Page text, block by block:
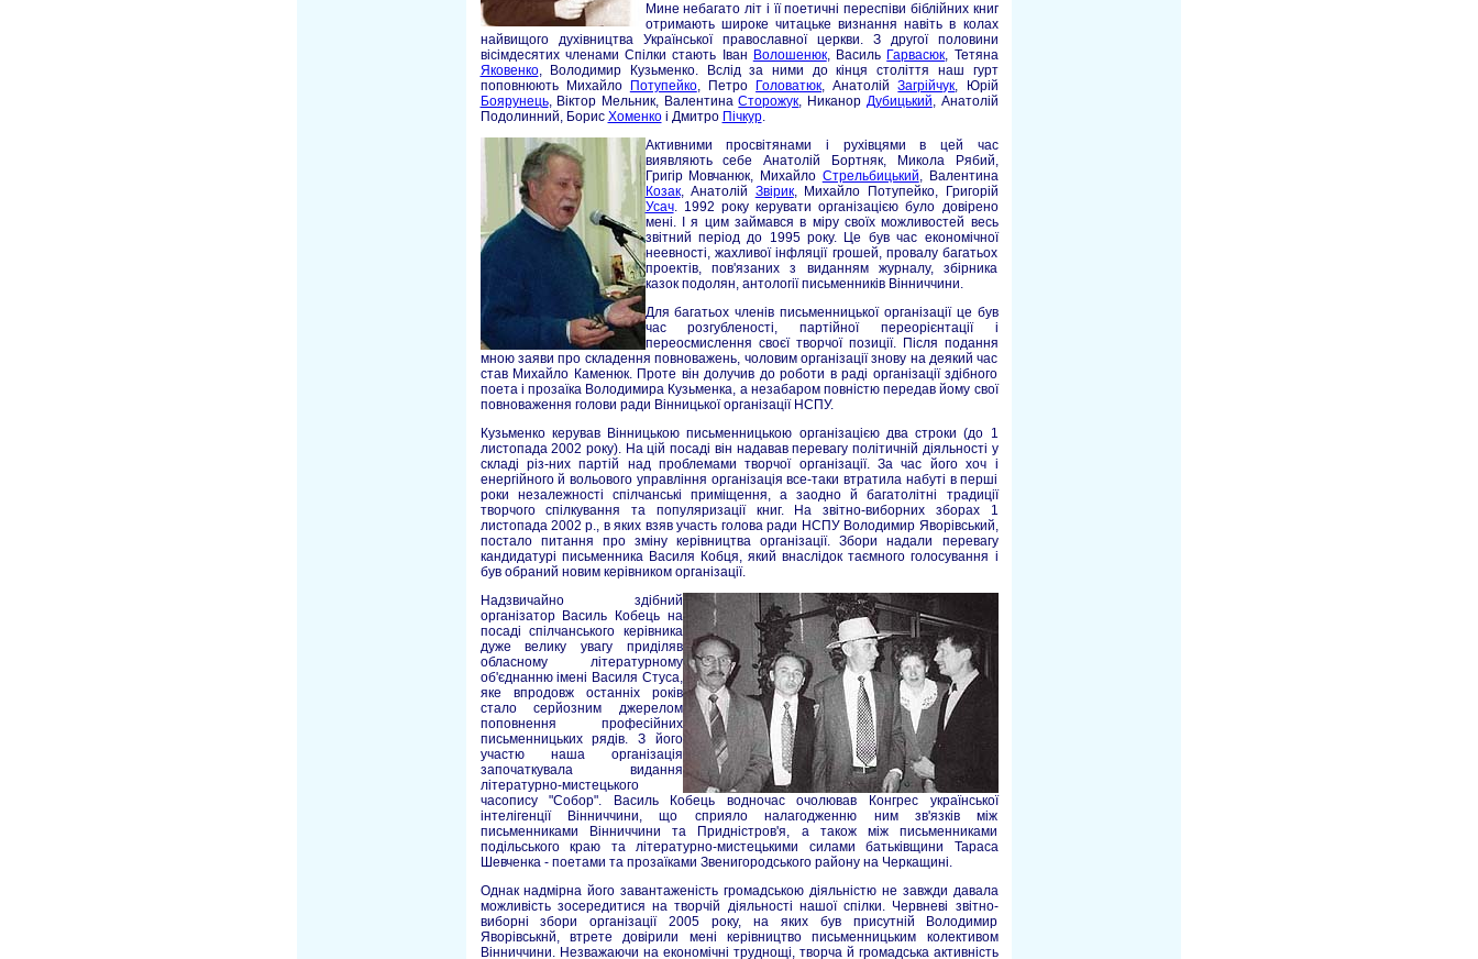
Мине небагато літ і її поетичні переспіви біблійних книг
отримають широке читацьке визнання навіть в колах
найвищого духівництва Української православної церкви. З другої половини
вісімдесятих членами Спілки стають Іван Волошенюк, Василь Гарвасюк, Тетяна
Яковенко, Володимир Кузьменко. Вслід за ними до кінця століття наш гурт
поповнюють Михайло
Потупейко, Петро Головатюк, АнатолійЗагрійчук, Юрій
Боярунець, Віктор Мельник, ВалентинаСторожук, Никанор Дубицький, Анатолій
Подолинний, Борис Хоменкоі Дмитро Пічкур.
Активними просвітянами і рухівцями в цей час
виявляють себе Анатолій Бортняк, Микола Рябий,
Григір Мовчанюк, Михайло Стрельбицький, Валентина
Козак, Анатолій Звірик, Михайло Потупейко, Григорій
Усач. 1992 року керувати організацією було довірено
мені. І я цим займався в міру своїх можливостей весь
звітний період до 1995 року. Це був час економічної
неевності, жахливої інфляції грошей, провалу багатьох
проектів, пов'язаних з виданням журналу, збірника
казок подолян, антології письменників Вінниччини.
Для багатьох членів письменницької організації це був
час розгубленості, партійної переорієнтації і
переосмислення своєї творчої позиції. Після подання
мною заяви про складення повноважень, чоловим організації знову на деякий час
став Михайло Каменюк. Проте він долучив до роботи в раді організації здібного
поета і прозаїка Володимира Кузьменка, а незабаром повністю передав йому свої
повноваження голови ради Вінницької організації НСПУ.
Кузьменко керував Вінницькою письменницькою організацією два строки (до 1
листопада 2002 року). На цій посаді він надавав перевагу політичній діяльності у
складі різ-них партій над проблемами творчої організації. За час його хоч і
енергійного й вольового управління організація все-таки втратила набуті в перші
роки незалежності спілчанські приміщення, а заодно й багатолітні традиції
творчого спілкування та популяризації книг. На звітно-виборних зборах 1
листопада 2002 р., в яких взяв участь голова ради НСПУ Володимир Яворівський,
постало питання про зміну керівництва організації. Збори надали перевагу
кандидатурі письменника Василя Кобця, який внаслідок таємного голосування і
був обраний новим керівником організації.
Надзвичайно здібний
організатор Василь Кобець на
посаді спілчанського керівника
дуже велику увагу приділяв
обласному літературному
об'єднанню імені Василя Стуса,
яке впродовж останніх років
стало серйозним джерелом
поповнення професійних
письменницьких рядів. З його
участю наша організація
започаткувала видання
літературно-мистецького
часопису "Собор". Василь Кобець водночас очолював Конгрес української
інтелігенції Вінниччини, що сприяло налагодженню ним зв'язків між
письменниками Вінниччини та Придністров'я, а також між письменниками
подільського краю та літературно-мистецькими силами батьківщини Тараса
Шевченка - поетами та прозаїками Звенигородського району на Черкащині.
Однак надмірна його завантаженість громадською діяльністю не завжди давала
можливість зосередитися на творчій діяльності нашої спілки. Червневі звітно-
виборні збори організації 2005 року, на яких був присутній Володимир
Яворівськнй, втрете довірили мені керівництво письменницьким колективом
Вінниччини. Незважаючи на економічні труднощі, творча й громадська активність